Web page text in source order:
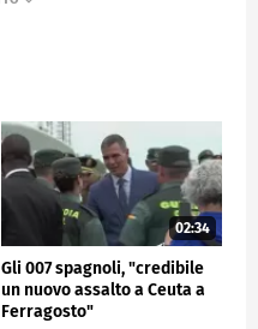
02:34
Gli 007 spagnoli, "credibile
un nuovo assalto a Ceuta a
Ferragosto"